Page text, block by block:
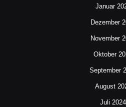
Januar
Dezember
November
Oktober
September
August
Juli 2024